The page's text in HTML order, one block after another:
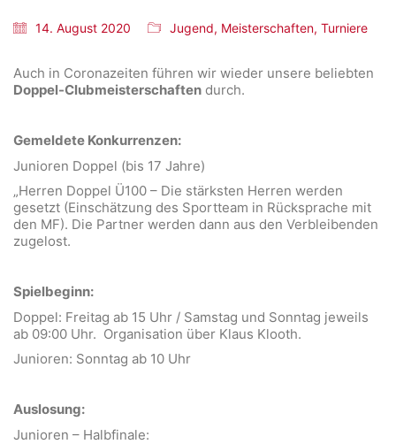
14. August 2020 Jugend, Meisterschaften, Turniere
Auch in Coronazeiten führen wir wieder unsere beliebten
Doppel-Clubmeisterschaften durch.
Gemeldete Konkurrenzen:
Junioren Doppel (bis 17 Jahre)
„Herren Doppel Ü100 – Die stärksten Herren werden
gesetzt (Einschätzung des Sportteam in Rücksprache mit
den MF). Die Partner werden dann aus den Verbleibenden
zugelost.
Spielbeginn:
Doppel: Freitag ab 15 Uhr / Samstag und Sonntag jeweils
ab 09:00 Uhr. Organisation über Klaus Klooth.
Junioren: Sonntag ab 10 Uhr
Auslosung:
Junioren – Halbfinale: